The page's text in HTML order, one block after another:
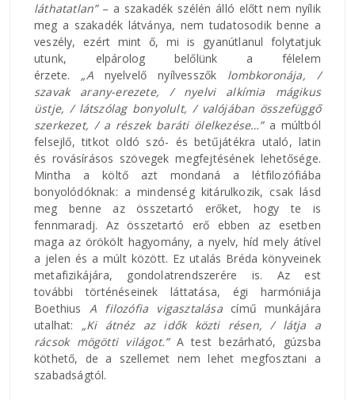
láthatatlan”– a szakadék szélén álló előtt nem nyílik
meg a szakadék látványa, nem tudatosodik benne a
veszély, ezért mint ő, mi is gyanútlanul folytatjuk
utunk, elpárolog belőlünk a félelem
érzete. „A nyelvelő nyílvesszők lombkoronája, /
szavak arany-erezete, / nyelvi alkímia mágikus
üstje, / látszólag bonyolult, / valójában összefüggő
szerkezet, / a részek baráti ölelkezése…”a múltból
felsejlő, titkot oldó szó- és betűjátékra utaló, latin
és rovásírásos szövegek megfejtésének lehetősége.
Mintha a költő azt mondaná a létfilozófiába
bonyolódóknak: a mindenség kitárulkozik, csak lásd
meg benne az összetartó erőket, hogy te is
fennmaradj. Az összetartó erő ebben az esetben
maga az örökölt hagyomány, a nyelv, híd mely átível
a jelen és a múlt között. Ez utalás Bréda könyveinek
metafizikájára, gondolatrendszerére is. Az est
további történéseinek láttatása, égi harmóniája
Boethius A filozófia vigasztalásacímű munkájára
utalhat: „Ki átnéz az idők közti résen, / látja a
rácsok mögötti világot.”A test bezárható, gúzsba
köthető, de a szellemet nem lehet megfosztani a
szabadságtól.